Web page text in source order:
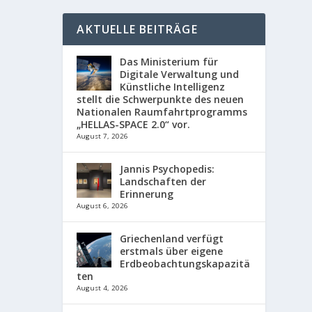
AKTUELLE BEITRÄGE
Das Ministerium für
Digitale Verwaltung und
Künstliche Intelligenz
stellt die Schwerpunkte des neuen
Nationalen Raumfahrtprogramms
„HELLAS-SPACE 2.0“ vor.
August 7, 2026
Jannis Psychopedis:
Landschaften der
Erinnerung
August 6, 2026
Griechenland verfügt
erstmals über eigene
Erdbeobachtungskapazitä
ten
August 4, 2026